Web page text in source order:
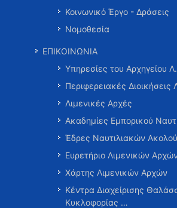
Κοινωνικό Έργο - Δράσεις
Νομοθεσία
ΕΠΙΚΟΙΝΩΝΙΑ
Υπηρεσίες του Αρχηγείου
Περιφερειακές
Λιμενικές Αρχές
Ακαδημίες Εμπορικού
Έδρες Ναυτιλιακών
Ευρετήριο Λιμενικών
Χάρτης Λιμενικών Αρχών
Κέντρα Διαχείρισης
Κυκλοφορίας …